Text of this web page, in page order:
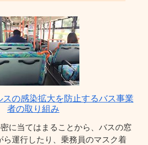
の感染拡大を防止するバス事業
者の取り組み
に当てはまることから、バスの窓
ら運行したり、乗務員のマスク着